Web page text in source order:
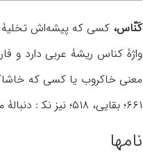
کَنّاس، کسی که پیشه‌اش تخلیۀ
واژۀ کناس ریشۀ عربی دارد و
معنی خاکروب یا کسی که خاشاک
۶۶۱؛ بقایی، ۵۱۸؛ نیز نک‍ : دنبالۀ مقاله). حرفۀ آن کناسی نام دارد (
نامها